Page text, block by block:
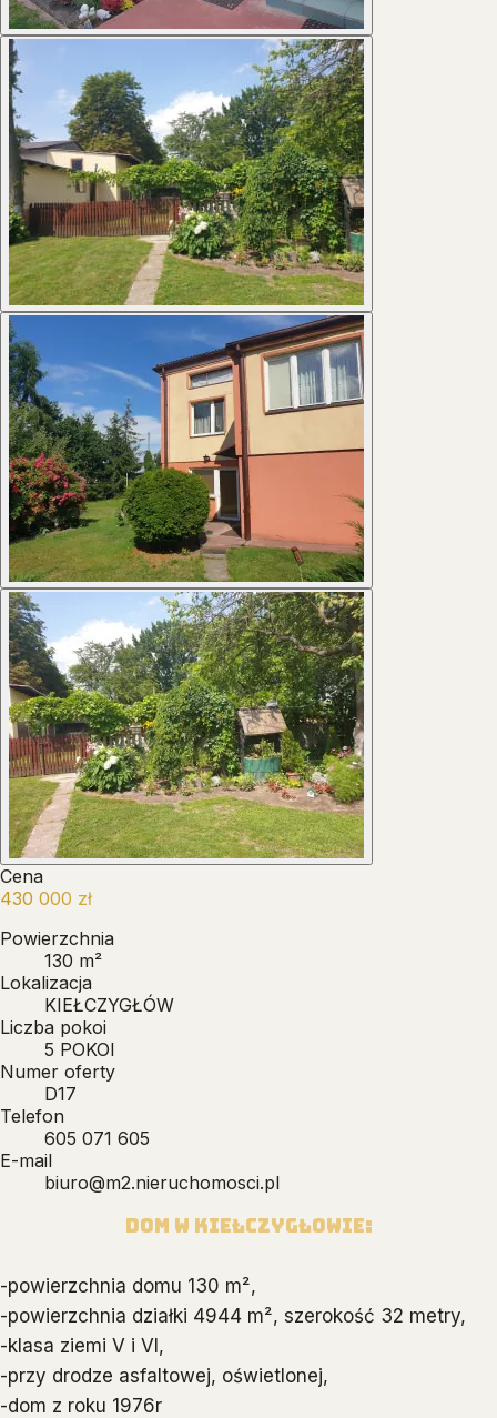
Cena
430 000 zł
Powierzchnia
130 m²
Lokalizacja
KIEŁCZYGŁÓW
Liczba pokoi
5 POKOI
Numer oferty
D17
Telefon
605 071 605
E-mail
biuro@m2.nieruchomosci.pl
Dom w Kiełczygłowie:
-powierzchnia domu 130 m²,
-powierzchnia działki 4944 m², szerokość 32 metry,
-klasa ziemi V i VI,
-przy drodze asfaltowej, oświetlonej,
-dom z roku 1976r